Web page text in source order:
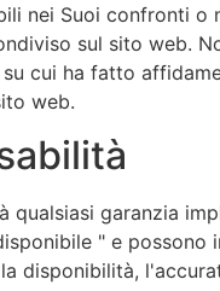
nei Suoi confronti
sul sito web.
cui ha fatto
web.
qualsiasi garanzia
" e
disponibilità,